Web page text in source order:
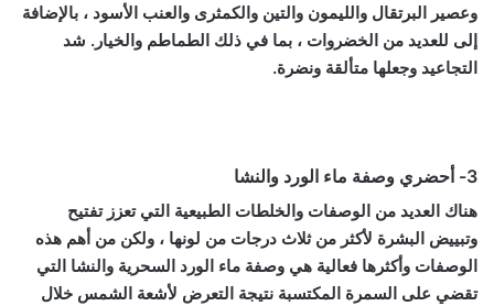
وعصير البرتقال والليمون والتين والكمثرى والعنب الأسود ، بالإضافة
إلى للعديد من الخضروات ، بما في ذلك الطماطم والخيار. شد
التجاعيد وجعلها متألقة ونضرة.
3- أحضري وصفة ماء الورد والنشا
هناك العديد من الوصفات والخلطات الطبيعية التي تعزز تفتيح
وتبييض البشرة لأكثر من ثلاث درجات من لونها ، ولكن من أهم هذه
الوصفات وأكثرها فعالية هي وصفة ماء الورد السحرية والنشا التي
تقضي على السمرة المكتسبة نتيجة التعرض لأشعة الشمس خلال